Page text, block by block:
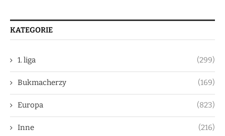
KATEGORIE
1. liga (299)
Bukmacherzy (169)
Europa (823)
Inne (216)